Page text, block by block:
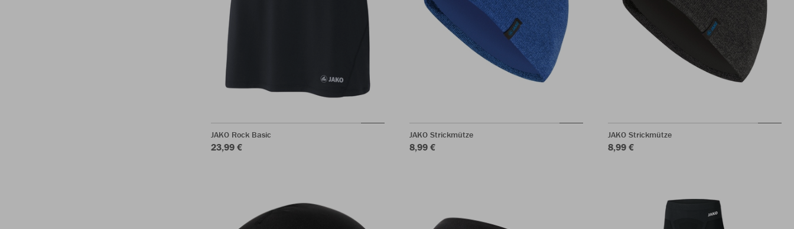
JAKO Rock Basic
23,99 €
JAKO Strickmütze
8,99 €
JAKO Strickmütze
8,99 €